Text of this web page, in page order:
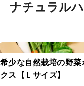
ナチュラル
希少な自然栽培の野菜
クス【Ｌサイズ】